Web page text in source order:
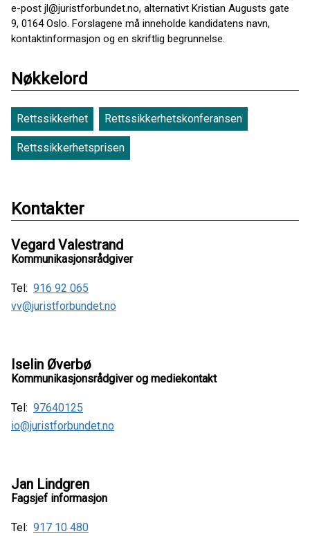
e-post jl@juristforbundet.no, alternativt Kristian Augusts gate
9, 0164 Oslo. Forslagene må inneholde kandidatens navn,
kontaktinformasjon og en skriftlig begrunnelse.
Nøkkelord
Rettssikkerhet Rettssikkerhetskonferansen
Rettssikkerhetsprisen
Kontakter
Vegard Valestrand
Kommunikasjonsrådgiver
Tel: 916 92 065
vv@juristforbundet.no
Iselin Øverbø
Kommunikasjonsrådgiver og mediekontakt
Tel: 97640125
io@juristforbundet.no
Jan Lindgren
Fagsjef informasjon
Tel: 917 10 480